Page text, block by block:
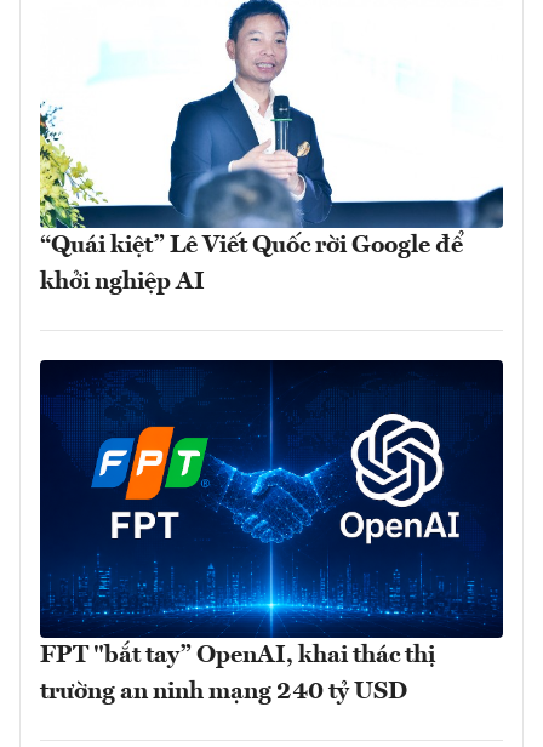
“Quái kiệt” Lê Viết Quốc rời Google để
khởi nghiệp AI
FPT "bắt tay” OpenAI, khai thác thị
trường an ninh mạng 240 tỷ USD